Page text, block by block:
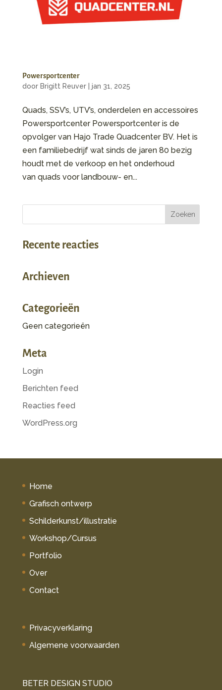
Powersportcenter
door Brigitt Reuver| jan 31, 2025
Quads, SSV’s, UTV’s, onderdelen en accessoires
Powersportcenter Powersportcenter is de
opvolger van Hajo Trade Quadcenter BV. Het is
een familiebedrijf wat sinds de jaren 80 bezig
houdt met de verkoop en het onderhoud
van quads voor landbouw- en...
Recente reacties
Archieven
Categorieën
Geen categorieën
Meta
Login
Berichten feed
Reacties feed
WordPress.org
Home
Grafisch ontwerp
Schilderkunst/illustratie
Workshop/Cursus
Portfolio
Over
Contact
Privacyverklaring
Algemene voorwaarden
BETER DESIGN STUDIO